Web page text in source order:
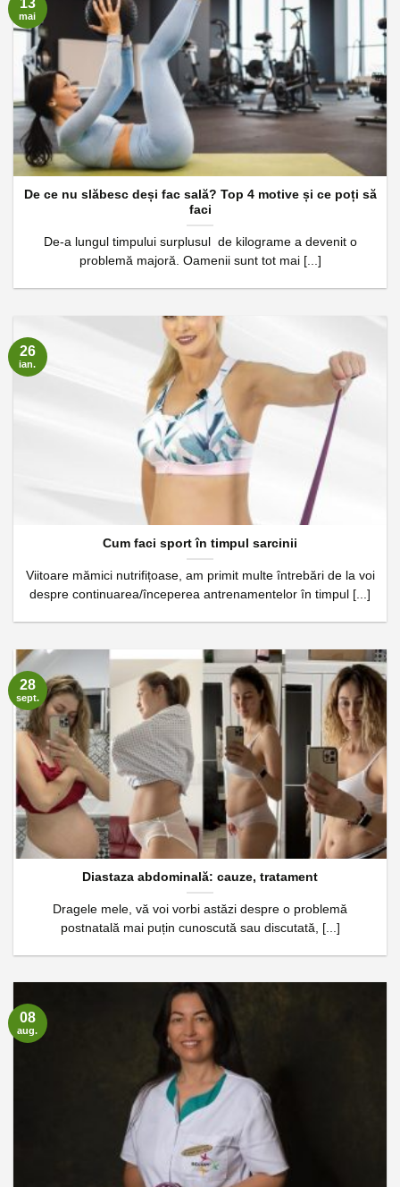
De ce nu slăbesc deși fac sală? Top 4 motive și ce poți să
faci
De-a lungul timpului surplusul de kilograme a devenit o
problemă majoră. Oamenii sunt tot mai [...]
mai
Cum faci sport în timpul sarcinii
Viitoare mămici nutrifițoase, am primit multe întrebări de la voi
despre continuarea/începerea antrenamentelor în timpul [...]
26
ian.
Diastaza abdominală: cauze, tratament
Dragele mele, vă voi vorbi astăzi despre o problemă
postnatală mai puțin cunoscută sau discutată, [...]
28
sept.
08
aug.